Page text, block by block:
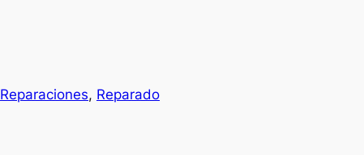
Reparaciones, Reparado